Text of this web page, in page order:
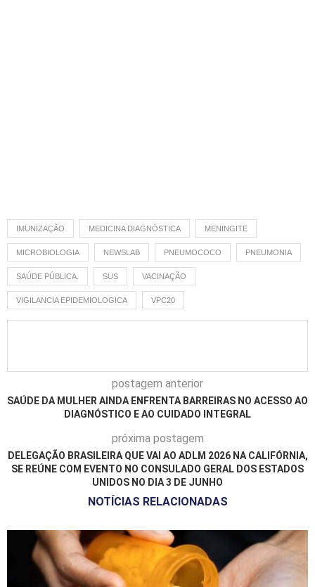
IMUNIZAÇÃO MEDICINA DIAGNÓSTICA MENINGITE
MICROBIOLOGIA NEWSLAB PNEUMOCOCO PNEUMONIA
SAÚDE PÚBLICA. SUS VACINAÇÃO
VIGILANCIA EPIDEMIOLOGICA VPC20
postagem anterior
SAÚDE DA MULHER AINDA ENFRENTA BARREIRAS NO ACESSO AO
DIAGNÓSTICO E AO CUIDADO INTEGRAL
próxima postagem
DELEGAÇÃO BRASILEIRA QUE VAI AO ADLM 2026 NA CALIFÓRNIA,
SE REÚNE COM EVENTO NO CONSULADO GERAL DOS ESTADOS
UNIDOS NO DIA 3 DE JUNHO
NOTÍCIAS RELACIONADAS